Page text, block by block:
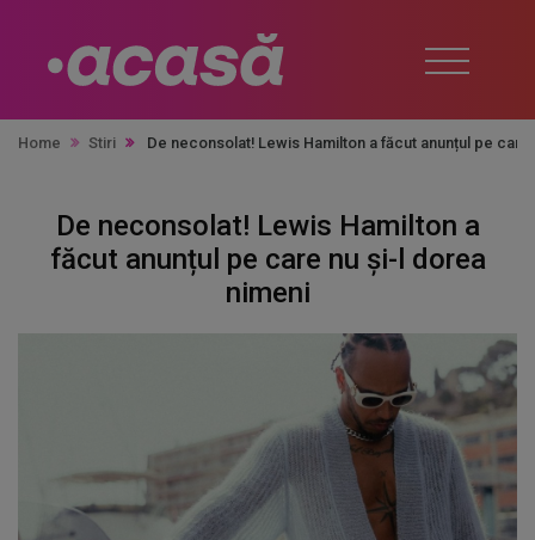
Home Stiri De neconsolat! Lewis Hamilton a făcut anunțul pe
De neconsolat! Lewis Hamilton a
făcut anunțul pe care nu și-l dorea
nimeni